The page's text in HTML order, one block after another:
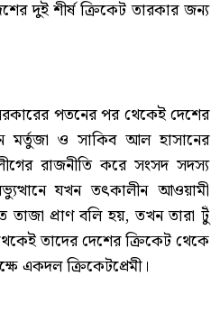
দুই শীর্ষ ক্রিকেট তারকার জন্য
পতনের পর থেকেই দেশের
মর্তুজা ও সাকিব আল হাসানের
রাজনীতি করে সংসদ সদস্য
যখন তৎকালীন আওয়ামী
তাজা প্রাণ বলি হয়, তখন তারা টুঁ
তাদের দেশের ক্রিকেট থেকে
একদল ক্রিকেটপ্রেমী।